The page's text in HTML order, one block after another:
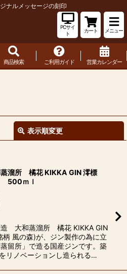
ナルメッセージの刻印
PCサイ
ト
カート メニュー
商品検索 ご利用ガイド 営業カレンダー
表示順変更
溜所 橘花 KIKKA GIN 澪標
500ｍｌ
大和蒸溜所 橘花 KIKKA GIN
柄 風の森)が、ジン製作の為に立
留所」で造る国産ジンです。築
リノベーションし造られる…